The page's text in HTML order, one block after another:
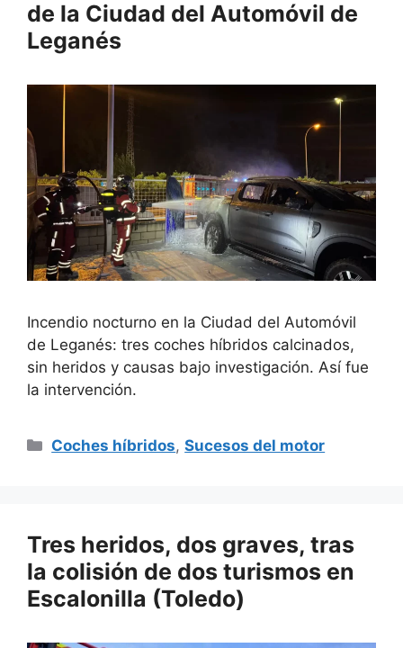
de la Ciudad del Automóvil de
Leganés
Incendio nocturno en la Ciudad del Automóvil
de Leganés: tres coches híbridos calcinados,
sin heridos y causas bajo investigación. Así fue
la intervención.
Categorías
Coches híbridos,Sucesos del motor
Tres heridos, dos graves, tras
la colisión de dos turismos en
Escalonilla (Toledo)